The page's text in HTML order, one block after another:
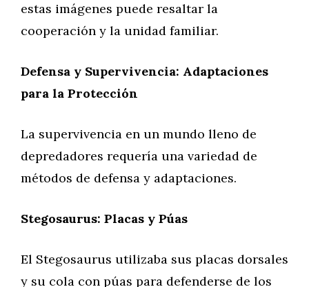
estas imágenes puede resaltar la
cooperación y la unidad familiar.
Defensa y Supervivencia: Adaptaciones
para la Protección
La supervivencia en un mundo lleno de
depredadores requería una variedad de
métodos de defensa y adaptaciones.
Stegosaurus: Placas y Púas
El Stegosaurus utilizaba sus placas dorsales
y su cola con púas para defenderse de los